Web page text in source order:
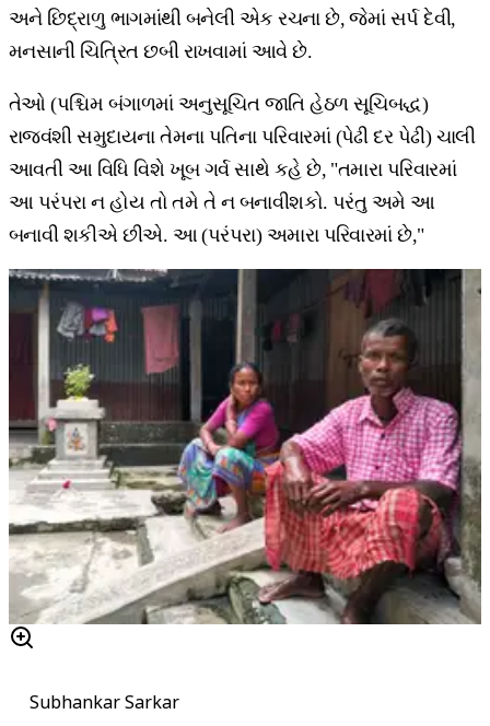
અને છિદ્રાળુ ભાગમાંથી બનેલી એક રચના છે, જેમાં સર્પ દેવી,
મનસાની ચિત્રિત છબી રાખવામાં આવે છે.
તેઓ (પશ્ચિમ બંગાળમાં અનુસૂચિત જાતિ હેઠળ સૂચિબદ્ધ)
રાજવંશી સમુદાયના તેમના પતિના પરિવારમાં (પેઢી દર પેઢી) ચાલી
આવતી આ વિધિ વિશે ખૂબ ગર્વ સાથે કહે છે, "તમારા પરિવારમાં
આ પરંપરા ન હોય તો તમે તે ન બનાવીશકો. પરંતુ અમે આ
બનાવી શકીએ છીએ. આ (પરંપરા) અમારા પરિવારમાં છે,"
Subhankar Sarkar